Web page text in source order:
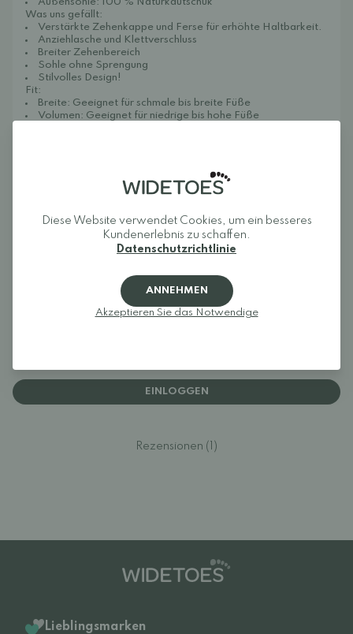
Was uns gefällt:
Verstärkte Zehenkappe und Ferse für erhöhte Haltbarkeit.
Anziehlasche und Klettverschluss
Breiter Zehenbereich
Sohle ohne Sprengung
Stilvolles Design!
Fit:
Breite: Geeignet für schmale bis breite Füße
Volumen: Geeignet für niedrige bis hohe Füße
Dank zweier Klettverschlüsse lässt er sich kinderleicht an- und
ausziehen – selbst die Kleinsten lieben ihn. Der Schuh schmiegt
vermittelt ein Gefühl von Freiheit und Leichtigkeit. Ein weiterer
Pluspunkt: Diese Schuhe sind unglaublich stylisch und perfekt
für den Sommer geeignet – ob im Alltag oder auf Partys!
Zertifiziert nach dem Global Recycled Standard (GRS)
Rezensionen
Melden Sie sich an und bewerten Sie das Produkt.
EINLOGGEN
Rezensionen (1)
Lieblingsmarken
Diese Website verwendet Cookies, um ein besseres
Kundenerlebnis zu schaffen.
Datenschutzrichtlinie
ANNEHMEN
Akzeptieren Sie das Notwendige